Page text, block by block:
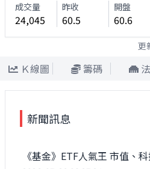
成交量
24,045
昨收
60.5
開盤
60.6
更
Ｋ線圖 籌碼
新聞訊息
《基金》ETF人氣王 市值、